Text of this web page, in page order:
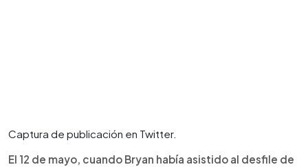
Captura de publicación en Twitter.
El 12 de mayo, cuando Bryan había asistido al desfile de